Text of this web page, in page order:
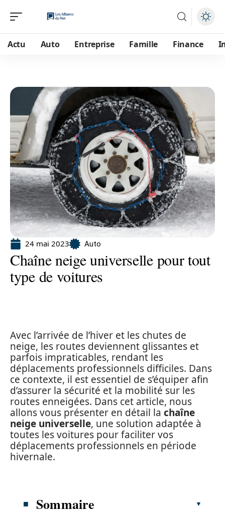
Actu Auto Entreprise Famille Finance
24 mai 2023 Auto
Chaîne neige universelle pour tout
type de voitures
Avec l’arrivée de l’hiver et les chutes de
neige, les routes deviennent glissantes et
parfois impraticables, rendant les
déplacements professionnels difficiles. Dans
ce contexte, il est essentiel de s’équiper afin
d’assurer la sécurité et la mobilité sur les
routes enneigées. Dans cet article, nous
allons vous présenter en détail la chaîne
neige universelle, une solution adaptée à
toutes les voitures pour faciliter vos
déplacements professionnels en période
hivernale.
Sommaire